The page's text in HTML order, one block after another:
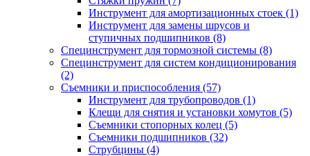
Инструмент для амортизационных стоек (1)
Инструмент для замены шрусов и
ступичных подшипников (8)
Специнструмент для тормозной системы (8)
Специнструмент для систем кондиционирования
(2)
Съемники и приспособления (57)
Инструмент для трубопроводов (1)
Клещи для снятия и установки хомутов (5)
Съемники стопорных колец (5)
Съемники подшипников (32)
Струбцины (4)